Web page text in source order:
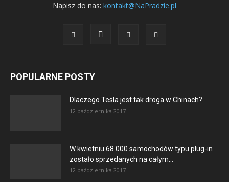
Napisz do nas: kontakt@NaPradzie.pl
POPULARNE POSTY
Dlaczego Tesla jest tak droga w Chinach?
12 października 2017
W kwietniu 68 000 samochodów typu plug-in
zostało sprzedanych na całym...
12 października 2017